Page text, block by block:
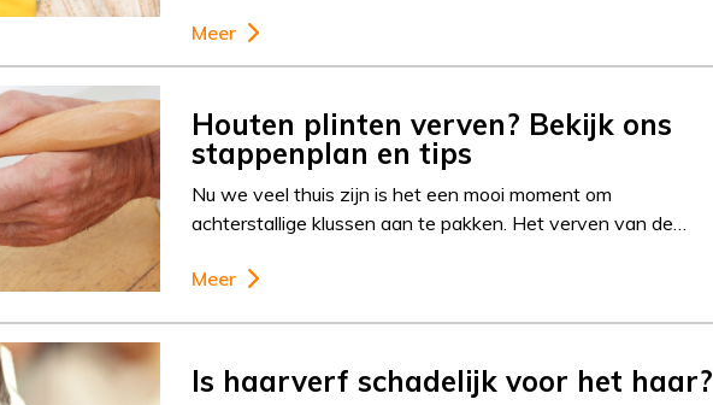
Meer
Houten plinten verven? Bekijk ons
stappenplan en tips
Nu we veel thuis zijn is het een mooi moment om
achterstallige klussen aan te pakken. Het verven van de…
Meer
Is haarverf schadelijk voor het haar?